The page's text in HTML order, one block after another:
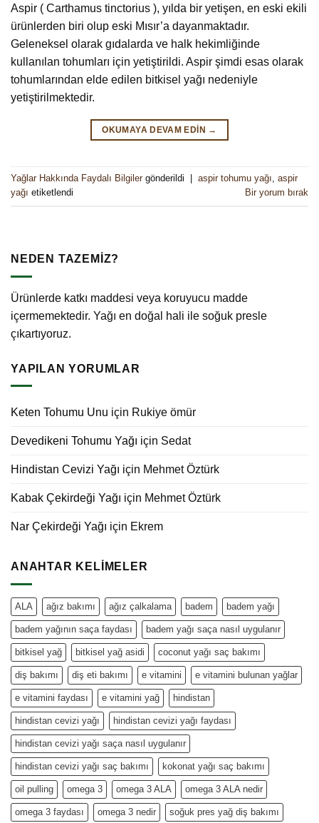
Aspir ( Carthamus tinctorius ), yılda bir yetişen, en eski ekili
ürünlerden biri olup eski Mısır’a dayanmaktadır.
Geleneksel olarak gıdalarda ve halk hekimliğinde
kullanılan tohumları için yetiştirildi. Aspir şimdi esas olarak
tohumlarından elde edilen bitkisel yağı nedeniyle
yetiştirilmektedir.
OKUMAYA DEVAM EDIN →
Yağlar Hakkında Faydalı Bilgilergönderildi aspir tohumu yağı, aspir
yağı etiketlendi Bir yorum bırak
NEDEN TAZEMİZ?
Ürünlerde katkı maddesi veya koruyucu madde
içermemektedir. Yağı en doğal hali ile soğuk presle
çıkartıyoruz.
YAPILAN YORUMLAR
Keten Tohumu Unu için Rukiye ömür
Devedikeni Tohumu Yağı için Sedat
Hindistan Cevizi Yağı için Mehmet Öztürk
Kabak Çekirdeği Yağı için Mehmet Öztürk
Nar Çekirdeği Yağı için Ekrem
ANAHTAR KELIMELER
ALA ağız bakımı ağız çalkalama badem badem yağı
badem yağının saça faydası badem yağı saça nasıl uygulanır
bitkisel yağ bitkisel yağ asidi coconut yağı saç bakımı
diş bakımı diş eti bakımı e vitamini e vitamini bulunan yağlar
e vitamini faydası e vitamini yağ hindistan
hindistan cevizi yağı hindistan cevizi yağı faydası
hindistan cevizi yağı saça nasıl uygulanır
hindistan cevizi yağı saç bakımı kokonat yağı saç bakımı
oil pulling omega 3 omega 3 ALA omega 3 ALA nedir
omega 3 faydası omega 3 nedir soğuk pres yağ diş bakımı